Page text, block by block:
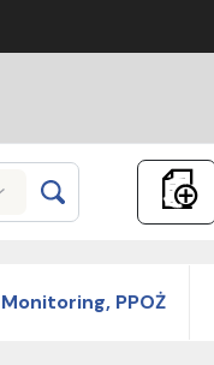
Monitoring, PPOŻ